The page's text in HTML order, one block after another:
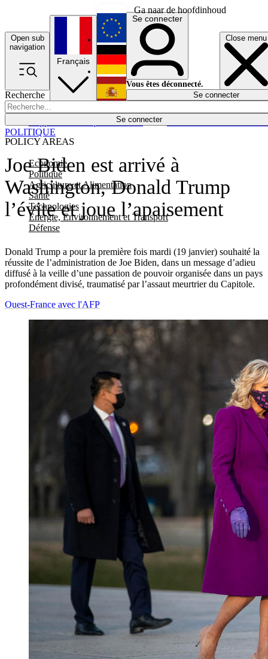
Ga naar de hoofdinhoud
Open sub
navigation
Close menu
Recherche
Se connecter
POLICY AREAS
Economie
Politique
Agriculture et Alimentation
Santé
Technologies
Energie, Environnement et Transport
Défense
Économie
Français
English
Deutsch
Español
Se connecter
Vous êtes déconnecté.
Se connecter
Joe Biden est arrivé à
Washington, Donald Trump
l’évite et joue l’apaisement
Donald Trump a pour la première fois mardi (19 janvier) souhaité la
réussite de l’administration de Joe Biden, dans un message d’adieu
diffusé à la veille d’une passation de pouvoir organisée dans un pays
profondément divisé, traumatisé par l’assaut meurtrier du Capitole.
POLITIQUE
Ouest-France avec l'AFP